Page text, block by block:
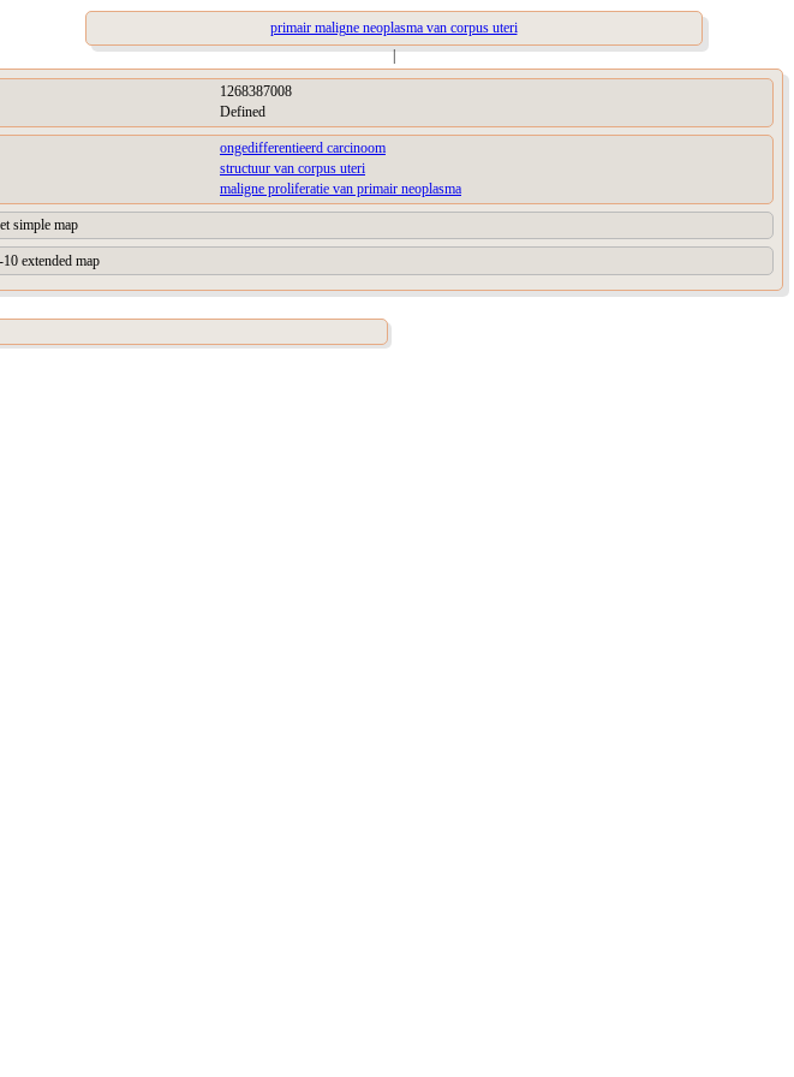
primair maligne neoplasma van corpus uteri
|
1268387008
Defined
ongedifferentieerd carcinoom
structuur van corpus uteri
maligne proliferatie van primair neoplasma
simple map
extended map